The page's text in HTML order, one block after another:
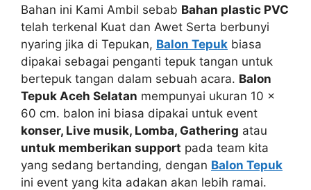
Bahan ini Kami Ambil sebab Bahan plastic PVC
telah terkenal Kuat dan Awet Serta berbunyi
nyaring jika di Tepukan, Balon Tepuk biasa
dipakai sebagai penganti tepuk tangan untuk
bertepuk tangan dalam sebuah acara. Balon
Tepuk Aceh Selatan mempunyai ukuran 10 x
60 cm. balon ini biasa dipakai untuk event
konser, Live musik, Lomba, Gathering atau
untuk memberikan support pada team kita
yang sedang bertanding, dengan Balon Tepuk
ini event yang kita adakan akan lebih ramai.